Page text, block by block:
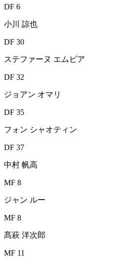
DF 6
小川 諒也
DF 30
ステファーヌ エムビア
DF 32
ジョアン オマリ
DF 35
フォン シャオティン
DF 37
中村 帆高
MF 8
ジャン ルー
MF 8
髙萩 洋次郎
MF 11